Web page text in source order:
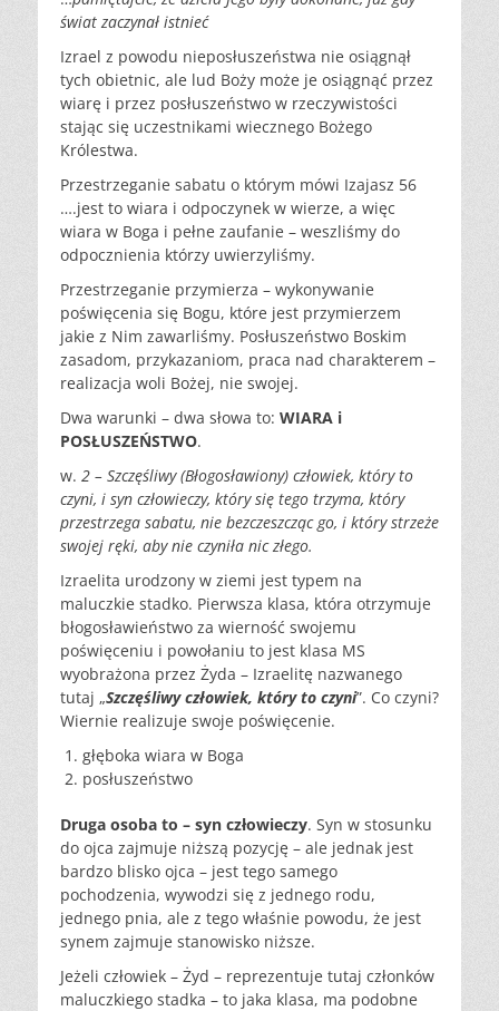
świat zaczynał istnieć
Izrael z powodu nieposłuszeństwa nie osiągnął
tych obietnic, ale lud Boży może je osiągnąć przez
wiarę i przez posłuszeństwo w rzeczywistości
stając się uczestnikami wiecznego Bożego
Królestwa.
Przestrzeganie sabatu o którym mówi Izajasz 56
….jest to wiara i odpoczynek w wierze, a więc
wiara w Boga i pełne zaufanie – weszliśmy do
odpocznienia którzy uwierzyliśmy.
Przestrzeganie przymierza – wykonywanie
poświęcenia się Bogu, które jest przymierzem
jakie z Nim zawarliśmy. Posłuszeństwo Boskim
zasadom, przykazaniom, praca nad charakterem –
realizacja woli Bożej, nie swojej.
Dwa warunki – dwa słowa to: WIARA i
POSŁUSZEŃSTWO.
w. 2 – Szczęśliwy (Błogosławiony) człowiek, który to
czyni, i syn człowieczy, który się tego trzyma, który
przestrzega sabatu, nie bezczeszcząc go, i który strzeże
swojej ręki, aby nie czyniła nic złego.
Izraelita urodzony w ziemi jest typem na
maluczkie stadko. Pierwsza klasa, która otrzymuje
błogosławieństwo za wierność swojemu
poświęceniu i powołaniu to jest klasa MS
wyobrażona przez Żyda – Izraelitę nazwanego
tutaj „Szczęśliwy człowiek, który to czyni”. Co czyni?
Wiernie realizuje swoje poświęcenie.
głęboka wiara w Boga
posłuszeństwo
Druga osoba to – syn człowieczy. Syn w stosunku
do ojca zajmuje niższą pozycję – ale jednak jest
bardzo blisko ojca – jest tego samego
pochodzenia, wywodzi się z jednego rodu,
jednego pnia, ale z tego właśnie powodu, że jest
synem zajmuje stanowisko niższe.
Jeżeli człowiek – Żyd – reprezentuje tutaj członków
maluczkiego stadka – to jaka klasa, ma podobne